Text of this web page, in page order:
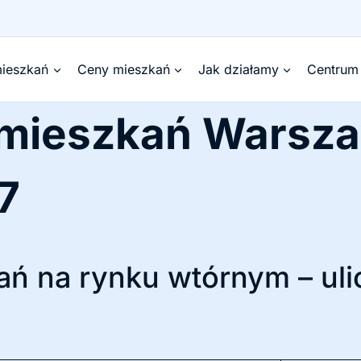
Ceny mieszkań Jak działamy
na rynku wtórnym –